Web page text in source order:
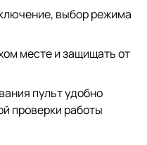
выбор режима
месте и защищать от
пульт удобно
проверки работы